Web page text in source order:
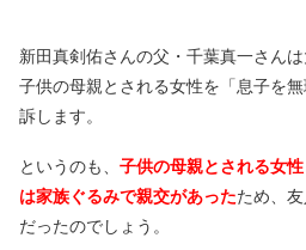
新田真剣佑さんの父・千葉真一さん
子供の母親とされる女性を「息子を
訴します。
というのも、 子供の母親とされる女
は家族ぐるみで親交があったため、
だったのでしょう。